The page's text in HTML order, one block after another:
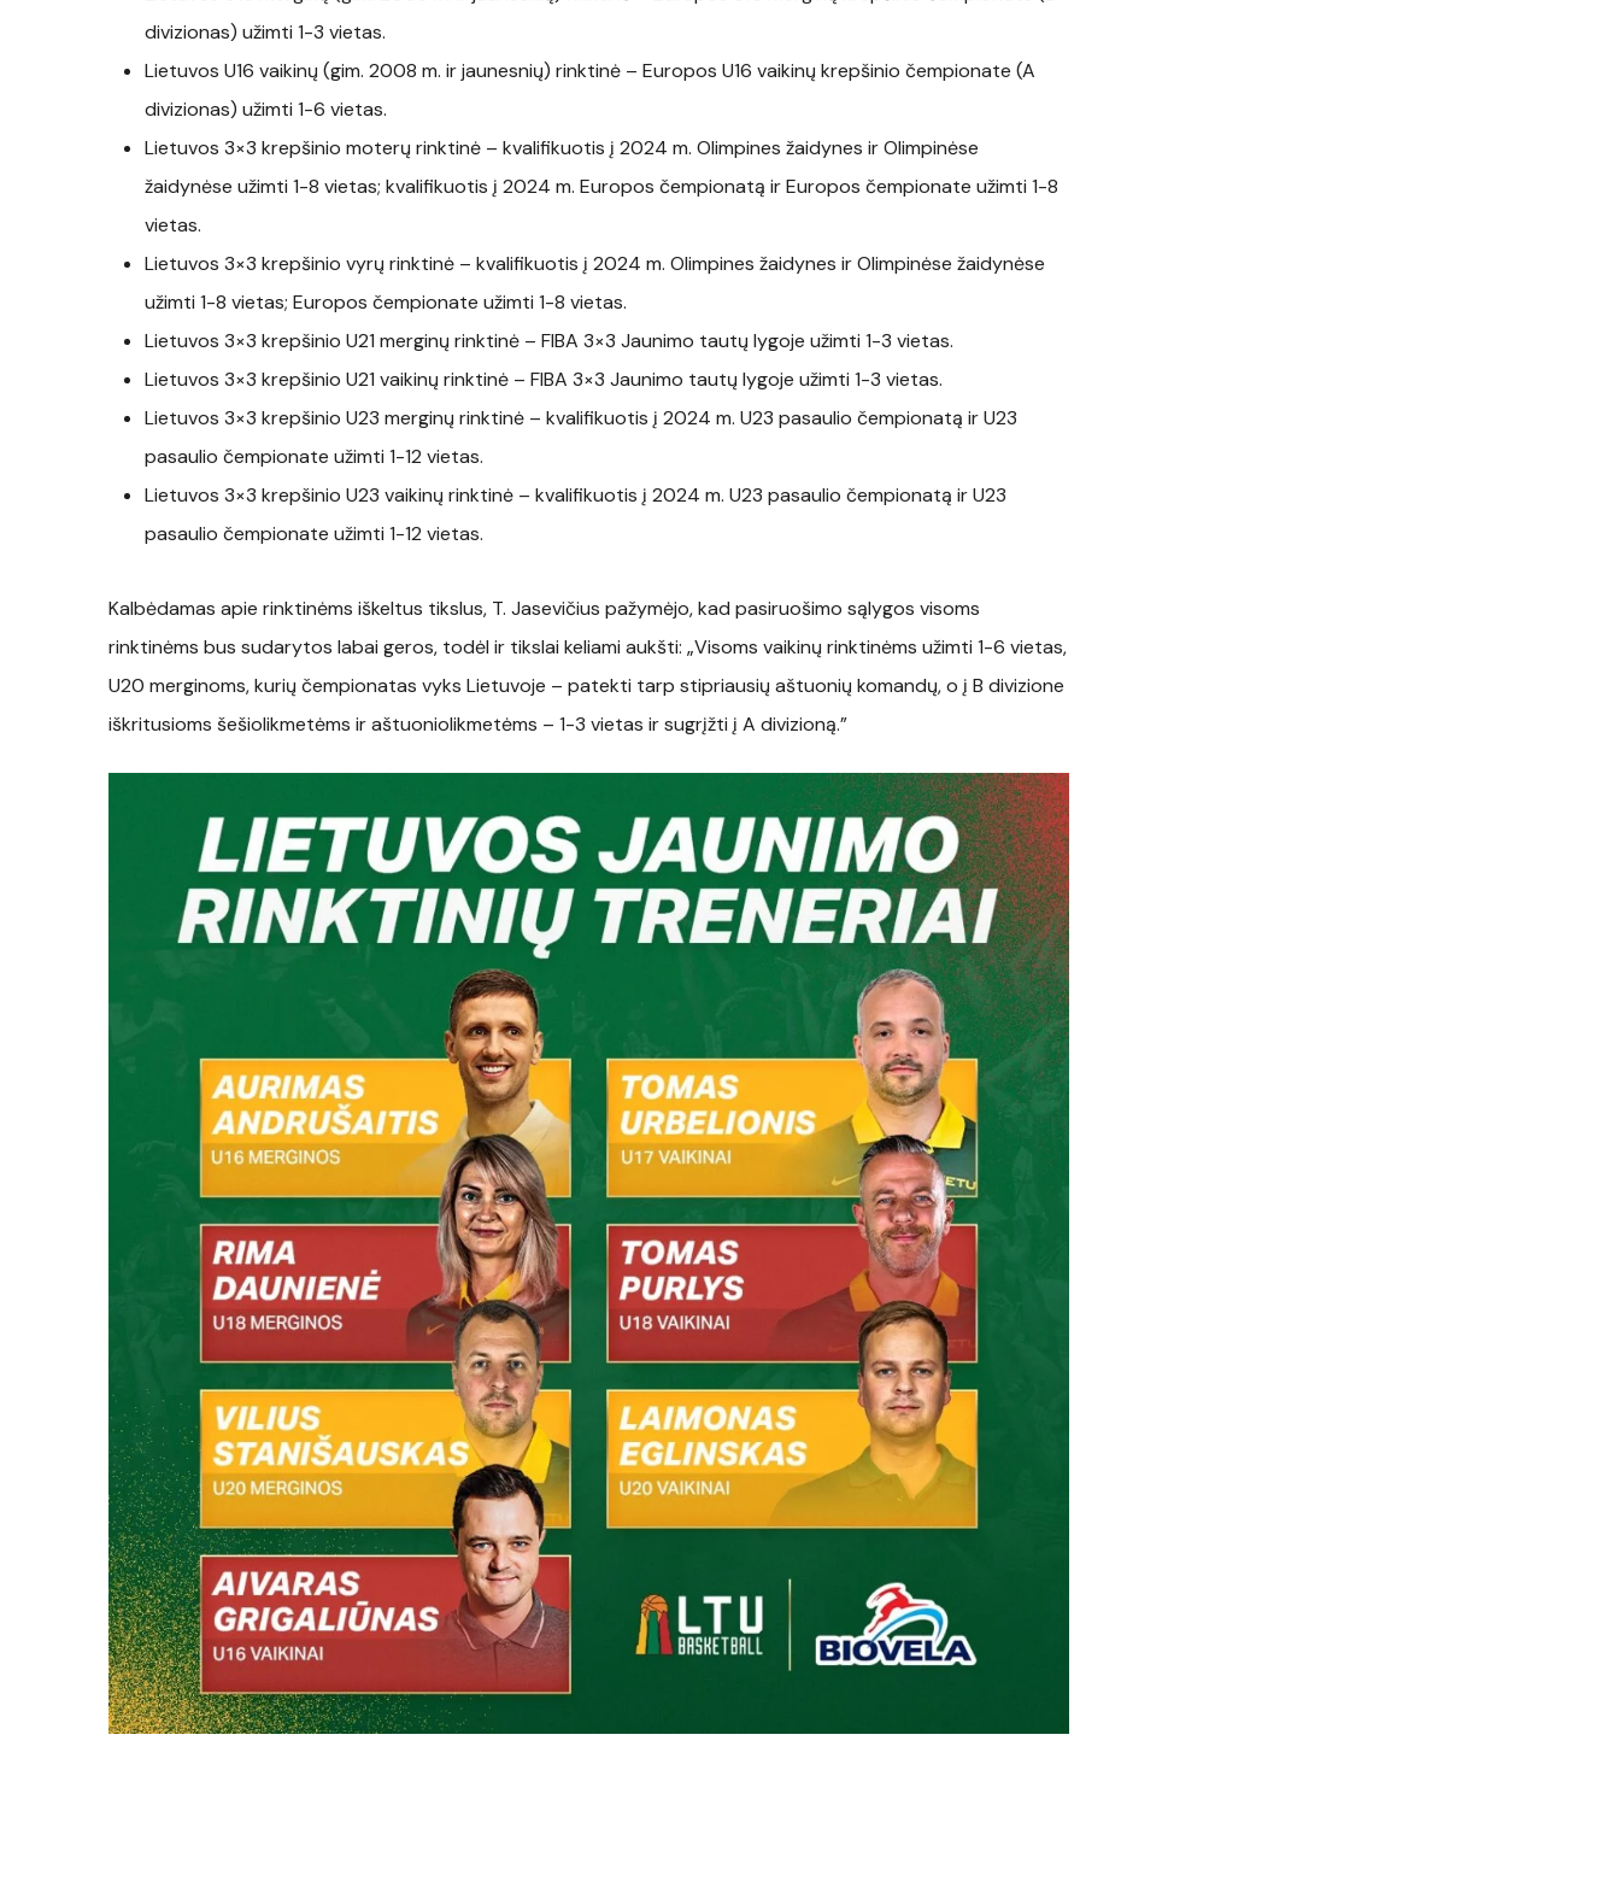
divizionas) užimti 1-3 vietas.
Lietuvos U16 vaikinų (gim. 2008 m. ir jaunesnių) rinktinė – Europos U16 vaikinų krepšinio čempionate (A
divizionas) užimti 1-6 vietas.
Lietuvos 3×3 krepšinio moterų rinktinė – kvalifikuotis į 2024 m. Olimpines žaidynes ir Olimpinėse
žaidynėse užimti 1-8 vietas; kvalifikuotis į 2024 m. Europos čempionatą ir Europos čempionate užimti 1-8
vietas.
Lietuvos 3×3 krepšinio vyrų rinktinė – kvalifikuotis į 2024 m. Olimpines žaidynes ir Olimpinėse žaidynėse
užimti 1-8 vietas; Europos čempionate užimti 1-8 vietas.
Lietuvos 3×3 krepšinio U21 merginų rinktinė – FIBA 3×3 Jaunimo tautų lygoje užimti 1-3 vietas.
Lietuvos 3×3 krepšinio U21 vaikinų rinktinė – FIBA 3×3 Jaunimo tautų lygoje užimti 1-3 vietas.
Lietuvos 3×3 krepšinio U23 merginų rinktinė – kvalifikuotis į 2024 m. U23 pasaulio čempionatą ir U23
pasaulio čempionate užimti 1-12 vietas.
Lietuvos 3×3 krepšinio U23 vaikinų rinktinė – kvalifikuotis į 2024 m. U23 pasaulio čempionatą ir U23
pasaulio čempionate užimti 1-12 vietas.
Kalbėdamas apie rinktinėms iškeltus tikslus, T. Jasevičius pažymėjo, kad pasiruošimo sąlygos visoms
rinktinėms bus sudarytos labai geros, todėl ir tikslai keliami aukšti: „Visoms vaikinų rinktinėms užimti 1-6 vietas,
U20 merginoms, kurių čempionatas vyks Lietuvoje – patekti tarp stipriausių aštuonių komandų, o į B divizione
iškritusioms šešiolikmetėms ir aštuoniolikmetėms – 1-3 vietas ir sugrįžti į A divizioną.”